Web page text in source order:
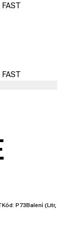
Kód: P73Balení (Litr,